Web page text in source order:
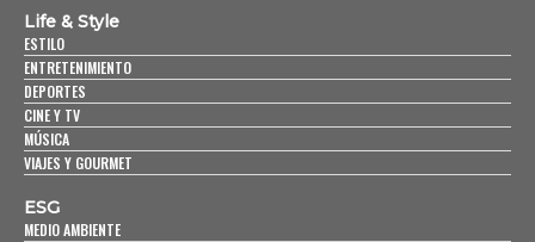
Life & Style
ESTILO
ENTRETENIMIENTO
DEPORTES
CINE Y TV
MÚSICA
VIAJES Y GOURMET
ESG
MEDIO AMBIENTE